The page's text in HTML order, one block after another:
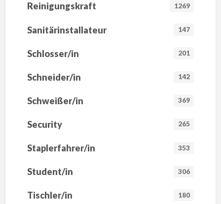
Reinigungskraft 1269
Sanitärinstallateur 147
Schlosser/in 201
Schneider/in 142
Schweißer/in 369
Security 265
Staplerfahrer/in 353
Student/in 306
Tischler/in 180